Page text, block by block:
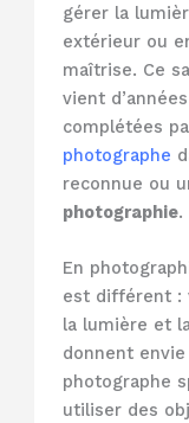
gérer la
extérieur ou
maîtrise. Ce
vient
complétées
photographe
reconnue ou
photographie.
En
est différent :
la lumière et
donnent envie
photographe
utiliser des